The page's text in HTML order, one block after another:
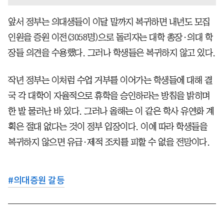
앞서 정부는 의대생들이 이달 말까지 복귀하면 내년도 모집
인원을 증원 이전(3058명)으로 돌리자는 대학 총장·의대 학
장들 의견을 수용했다. 그러나 학생들은 복귀하지 않고 있다.
작년 정부는 이처럼 수업 거부를 이어가는 학생들에 대해 결
국 각 대학이 자율적으로 휴학을 승인하라는 방침을 밝히며
한 발 물러난 바 있다. 그러나 올해는 이 같은 학사 유연화 계
획은 절대 없다는 것이 정부 입장이다. 이에 따라 학생들을
복귀하지 않으면 유급·제적 조치를 피할 수 없을 전망이다.
#의대증원 갈등